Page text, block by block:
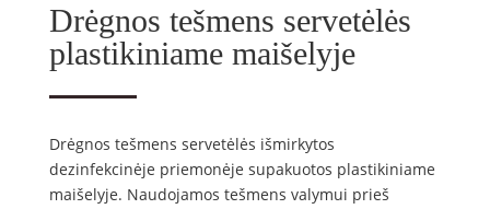
Drėgnos tešmens servetėlės
plastikiniame maišelyje
Drėgnos tešmens servetėlės išmirkytos
dezinfekcinėje priemonėje supakuotos plastikiniame
maišelyje. Naudojamos tešmens valymui prieš